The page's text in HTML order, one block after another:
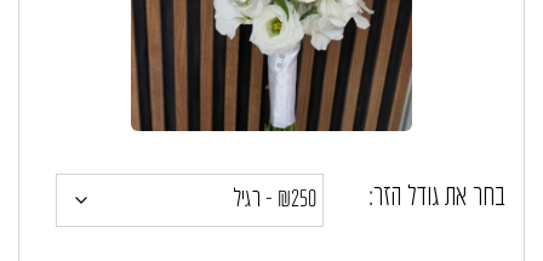
בחר את גודל הזר: